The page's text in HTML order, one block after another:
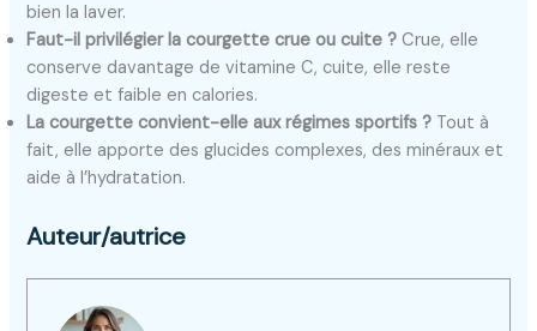
bien la laver.
Faut-il privilégier la courgette crue ou cuite ? Crue, elle
conserve davantage de vitamine C, cuite, elle reste
digeste et faible en calories.
La courgette convient-elle aux régimes sportifs ? Tout à
fait, elle apporte des glucides complexes, des minéraux et
aide à l’hydratation.
Auteur/autrice